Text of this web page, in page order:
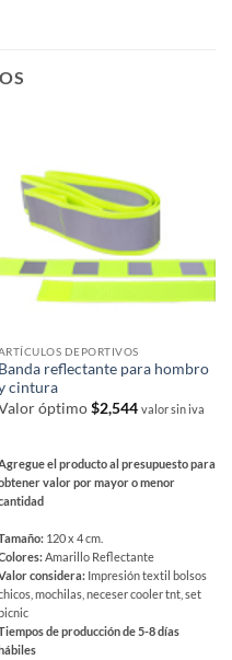
se
página
DEPORTIVOS
Banda reflectante para hombro
cintura
óptimo$2,544 valor sin iva
el producto al presupuesto para
valor por mayor o menor
120 x 4 cm.
Amarillo Reflectante
considera: Impresión textil bolsos
mochilas, neceser cooler tnt, set
de producción de 5-8 días